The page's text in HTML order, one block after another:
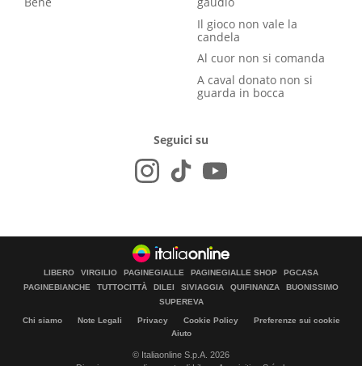
Il gioco non vale la
candela
Al cuor non si comanda
A caval donato non si
guarda in bocca
Seguici su
LIBERO VIRGILIO PAGINEGIALLE PAGINEGIALLE SHOP
PGCASA
PAGINEBIANCHE
TUTTOCITTÀ DILEI SIVIAGGIA QUIFINANZA
BUONISSIMO
SUPEREVA
Chi siamo Note Legali Privacy Cookie Policy
Preferenze sui cookie
Aiuto
© Italiaonline S.p.A. 2026